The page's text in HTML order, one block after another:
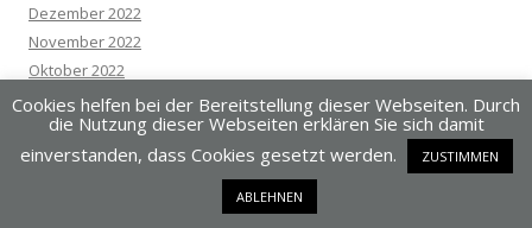
Dezember 2022
November 2022
Oktober 2022
September 2022
August 2022
Juli 2022
Cookies helfen bei der Bereitstellung dieser Webseiten. Durch
die Nutzung dieser Webseiten erklären Sie sich damit
einverstanden, dass Cookies gesetzt werden.
ZUSTIMMEN
ABLEHNEN